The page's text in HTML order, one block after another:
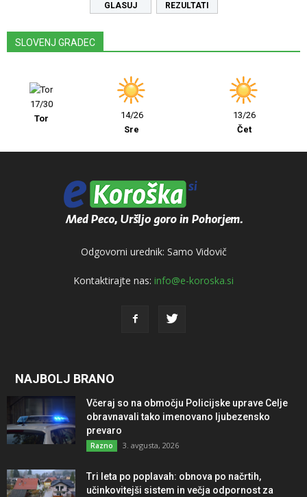
REZULTATI
SLOVENJ GRADEC
17/30
Tor
14/26
Sre
13/26
Čet
Odgovorni urednik: Samo Vidovič
Kontaktirajte nas: info@e-koroska.si
NAJBOLJ BRANO
Včeraj so na območju Policijske uprave Celje
obravnavali tako imenovano ljubezensko
prevaro
Razno 3. avgusta, 2026
Tri leta po poplavah: obnova po načrtih,
učinkovitejši sistem in večja odpornost za